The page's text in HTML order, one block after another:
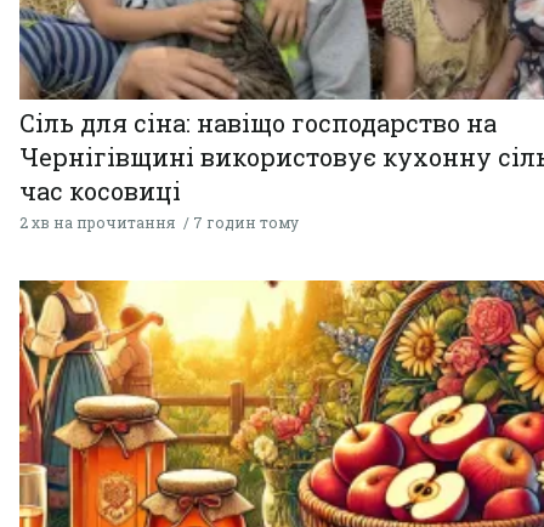
Сіль для сіна: навіщо господарство на
Чернігівщині використовує кухонну
час косовиці
2 хв на прочитання 7 годин тому